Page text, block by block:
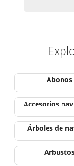
Abonos
Accesorios
Árboles de
Arbustos